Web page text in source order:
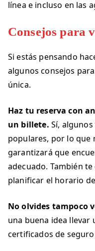
línea e incluso en las
Consejos para
Si estás pensando
algunos consejos
única.
Haz tu reserva con
un billete. Sí,
populares, por lo que
garantizará que
adecuado. También
planificar el horario
No olvides tampoco
una buena idea llevar
certificados de